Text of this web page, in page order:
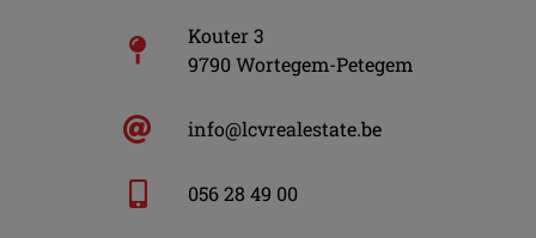
Kouter 3
9790 Wortegem-Petegem
info@lcvrealestate.be
056 28 49 00